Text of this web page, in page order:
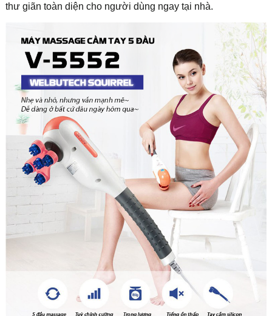
thư giãn toàn diện cho người dùng ngay tại nhà.